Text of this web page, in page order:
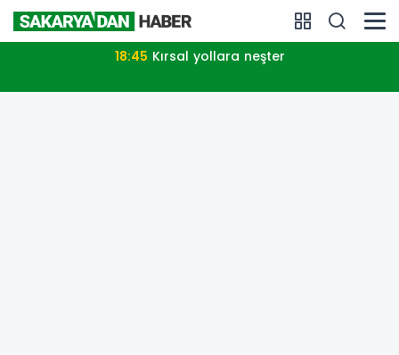
18:45 Kırsal yollara neşter